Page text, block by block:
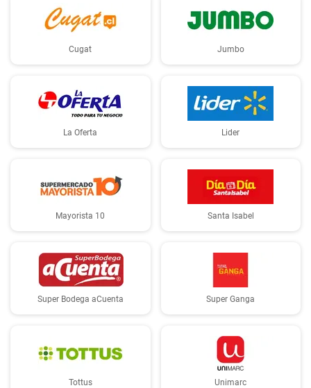
Cugat Jumbo
La Oferta Lider
Mayorista 10 Santa Isabel
Super Bodega aCuenta Super Ganga
Tottus Unimarc